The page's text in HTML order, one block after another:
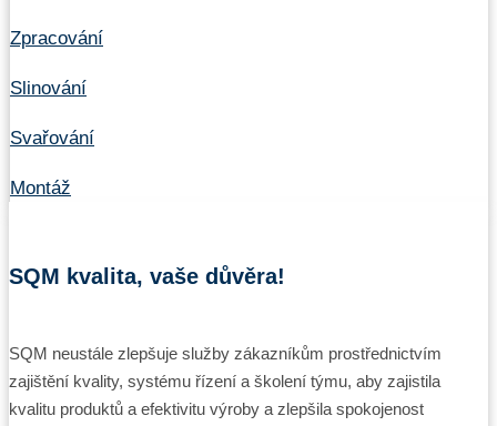
Zpracování
Slinování
Svařování
Montáž
SQM kvalita, vaše důvěra!
SQM neustále zlepšuje služby zákazníkům prostřednictvím
zajištění kvality, systému řízení a školení týmu, aby zajistila
kvalitu produktů a efektivitu výroby a zlepšila spokojenost